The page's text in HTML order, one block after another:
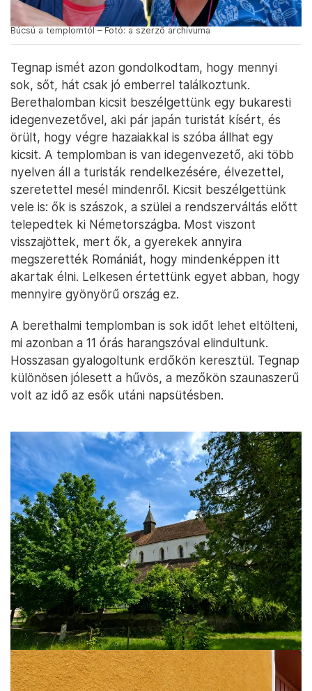
Búcsú a templomtól – Fotó: a szerző archívuma
Tegnap ismét azon gondolkodtam, hogy mennyi
sok, sőt, hát csak jó emberrel találkoztunk.
Berethalomban kicsit beszélgettünk egy bukaresti
idegenvezetővel, aki pár japán turistát kísért, és
örült, hogy végre hazaiakkal is szóba állhat egy
kicsit. A templomban is van idegenvezető, aki több
nyelven áll a turisták rendelkezésére, élvezettel,
szeretettel mesél mindenről. Kicsit beszélgettünk
vele is: ők is szászok, a szülei a rendszerváltás előtt
telepedtek ki Németországba. Most viszont
visszajöttek, mert ők, a gyerekek annyira
megszerették Romániát, hogy mindenképpen itt
akartak élni. Lelkesen értettünk egyet abban, hogy
mennyire gyönyörű ország ez.
A berethalmi templomban is sok időt lehet eltölteni,
mi azonban a 11 órás harangszóval elindultunk.
Hosszasan gyalogoltunk erdőkön keresztül. Tegnap
különösen jólesett a hűvös, a mezőkön szaunaszerű
volt az idő az esők utáni napsütésben.